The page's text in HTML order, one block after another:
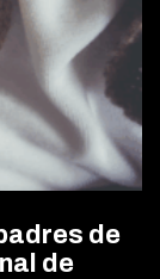
de
de